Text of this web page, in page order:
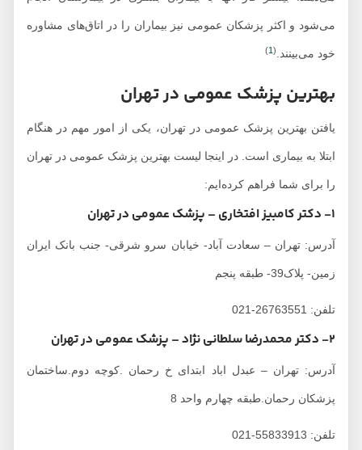
می‌شود و اکثر پزشکان عمومی نیز بیماران را در اتاق‌های مشاوره
خود می‌بینند. )
بهترین پزشک عمومی در تهران
یافتن بهترین پزشک عمومی در تهران، یکی از امور مهم در هنگام
ابتلا به بیماری است. در اینجا لیست بهترین پزشک عمومی در تهران
را برای شما فراهم کرده‌ایم:
آدرس: تهران – سعادت آباد- خیابان سرو شرقی- جنب بانک ایران
زمین- پلاک39- طبقه پنجم
تلفن: 26763551-021
آدرس: تهران – عبدل اباد ابتدای خ رحمان .کوچه دوم.ساختمان
پزشکان رحمان.طبقه چهارم واحد 8
تلفن: 55833913-021